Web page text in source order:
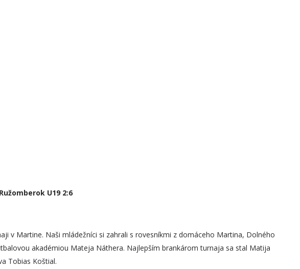
U19 2:6
v Martine. Naši mládežníci si zahrali s rovesníkmi z domáceho Martina, Dolného
akadémiou Mateja Náthera. Najlepším brankárom turnaja sa stal Matija
Tobias Koštial.